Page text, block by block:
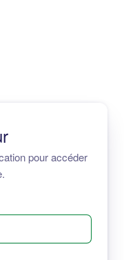
pour accéder